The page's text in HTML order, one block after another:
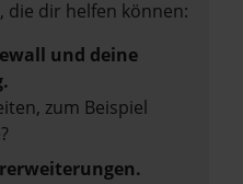
die dir helfen können:
und deine
zum Beispiel